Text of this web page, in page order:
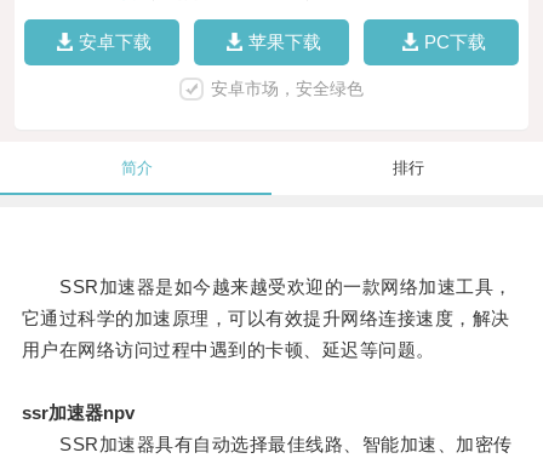
安卓下载 苹果下载 PC下载
安卓市场，安全绿色
简介 排行
SSR加速器是如今越来越受欢迎的一款网络加速工具，
它通过科学的加速原理，可以有效提升网络连接速度，解决
用户在网络访问过程中遇到的卡顿、延迟等问题。
ssr加速器npv
SSR加速器具有自动选择最佳线路、智能加速、加密传